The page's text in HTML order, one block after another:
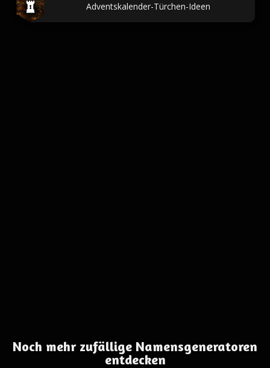
Adventskalender-Türchen-Ideen
Noch mehr zufällige Namensgeneratoren
entdecken